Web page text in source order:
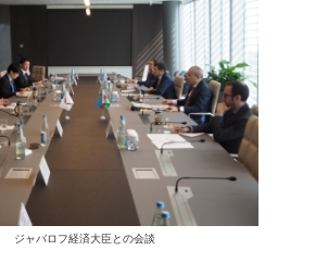
ジャバロフ経済大臣との会談